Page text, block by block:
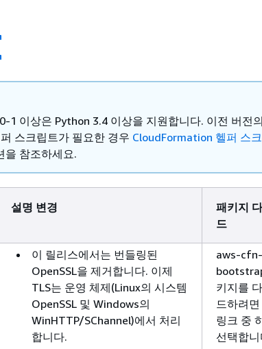
1 이상은 Python 3.4 이상을 지원합니다. 이전 버전의
스크립트가 필요한 경우 CloudFormation 헬퍼 스
을 참조하세요.
설명 변경
패키지
드
이 릴리스에서는 번들링된
OpenSSL을 제거합니다. 이제
TLS는 운영 체제(Linux의 시스템
OpenSSL 및 Windows의
WinHTTP/SChannel)에서 처리
합니다.
aws-cfn-
키지를
드하려
링크 중
선택합니